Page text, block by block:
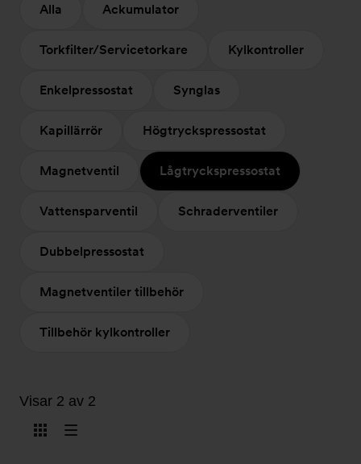
Alla Ackumulator
Torkfilter/Servicetorkare Kylkontroller
Enkelpressostat Synglas
Kapillärrör Högtryckspressostat
Magnetventil Lågtryckspressostat
Vattensparventil Schraderventiler
Dubbelpressostat
Magnetventiler tillbehör
Tillbehör kylkontroller
Visar 2 av 2
Visa
Visa